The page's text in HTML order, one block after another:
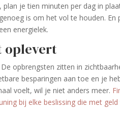
je tien minuten per dag in
is om het vol te houden. En
energielek.
oplevert
opbrengsten zitten in
besparingen aan toe en je
voelt, wil je niet anders meer.
bij elke beslissing die met